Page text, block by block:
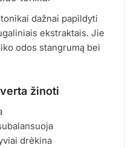
dažnai papildyti
ekstraktais. Jie
odos stangrumą bei
žinoti
drėkina